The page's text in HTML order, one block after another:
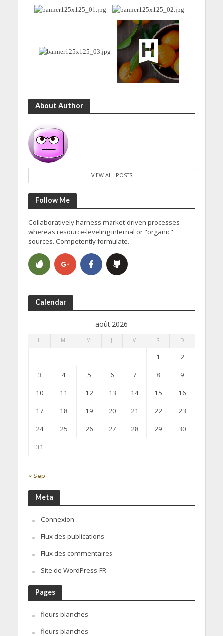
About Author
VIEW ALL POSTS
Follow Me
Collaboratively harness market-driven processes
whereas resource-leveling internal or "organic"
sources. Competently formulate.
Calendar
août 2026
L M M J V S D
1
2
3
4 5 6 7 8
9
10
11 12 13 14 15
16
17
18 19 20 21 22
23
24
25 26 27 28 29
30
31
« Sep
Meta
Connexion
Flux des publications
Flux des commentaires
Site de WordPress-FR
Pages
fleurs blanches
fleurs blanches